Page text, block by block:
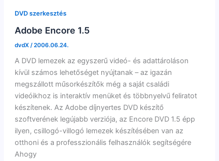
DVD szerkesztés
Adobe Encore 1.5
dvdX /2006.06.24.
A DVD lemezek az egyszerű videó- és adattároláson
kívül számos lehetőséget nyújtanak – az igazán
megszállott műsorkészítők még a saját családi
videóikhoz is interaktív menüket és többnyelvű feliratot
készítenek. Az Adobe díjnyertes DVD készítő
szoftverének legújabb verziója, az Encore DVD 1.5 épp
ilyen, csillogó-villogó lemezek készítésében van az
otthoni és a professzionális felhasználók segítségére
Ahogy